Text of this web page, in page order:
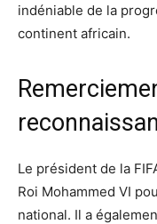
indéniable de la
continent africain.
Le président de la
Roi Mohammed VI
national. Il a